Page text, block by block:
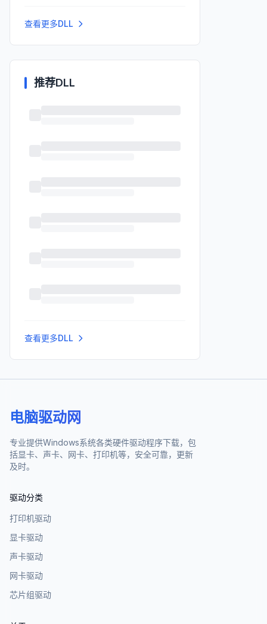
查看更多DLL
推荐DLL
查看更多DLL
电脑驱动网
专业提供Windows系统各类硬件驱动程序下载，包
括显卡、声卡、网卡、打印机等，安全可靠，更新
及时。
驱动分类
打印机驱动
显卡驱动
声卡驱动
网卡驱动
芯片组驱动